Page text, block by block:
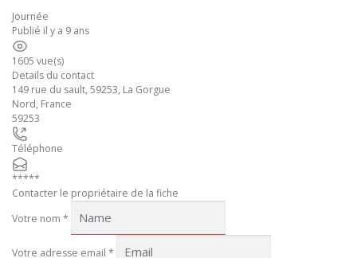
Journée
Publié il y a 9 ans
1605 vue(s)
Details du contact
149 rue du sault, 59253, La Gorgue
Nord, France
59253
Téléphone
*****
Contacter le propriétaire de la fiche
Votre nom *
Votre adresse email *